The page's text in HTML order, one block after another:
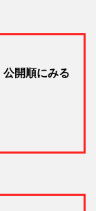
公開順にみる